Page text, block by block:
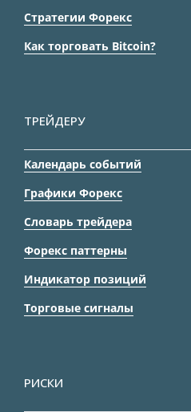
Стратегии Форекс
Как торговать Bitcoin?
ТРЕЙДЕРУ
Календарь событий
Графики Форекс
Словарь трейдера
Форекс паттерны
Индикатор позиций
Торговые сигналы
РИСКИ